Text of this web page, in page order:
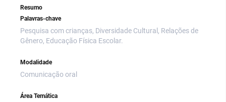
Resumo
Palavras-chave
Pesquisa com crianças, Diversidade Cultural, Relações de
Gênero, Educação Física Escolar.
Modalidade
Comunicação oral
Área Temática